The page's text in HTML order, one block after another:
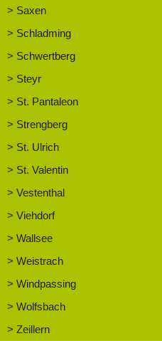
> Saxen
> Schladming
> Schwertberg
> Steyr
> St. Pantaleon
> Strengberg
> St. Ulrich
> St. Valentin
> Vestenthal
> Viehdorf
> Wallsee
> Weistrach
> Windpassing
> Wolfsbach
> Zeillern